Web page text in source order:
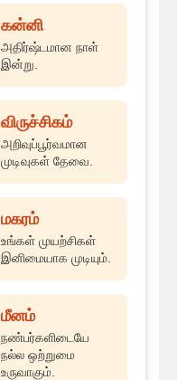
கன்னி
அதிர்ஷ்டமான நாள்
இன்று.
விருச்சிகம்
அறிவுப்பூர்வமான
முடிவுகள் தேவை.
மகரம்
உங்கள் முயற்சிகள்
இனிமையாக முடியும்.
மீனம்
நண்பர்களிடையே
நல்ல ஒற்றுமை
உருவாகும்.